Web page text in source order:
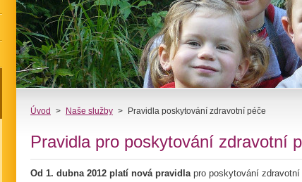
Úvod > Naše služby > Pravidla poskytování zdravotní péče
Pravidla pro poskytování zdravotní
Od 1. dubna 2012 platí nová pravidlapro poskytování zdravotní